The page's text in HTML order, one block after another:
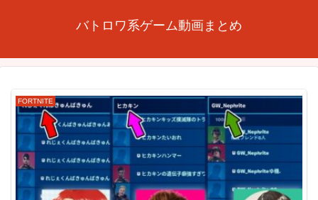
バトロワ系ゲーム動画まとめ
FORTNITE